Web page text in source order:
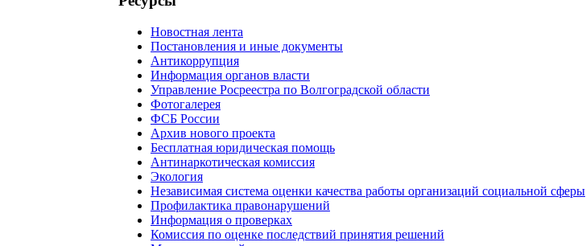
Новостная лента
Постановления и иные документы
Антикоррупция
Информация органов власти
Управление Росреестра по Волгоградской области
Фотогалерея
ФСБ России
Архив нового проекта
Бесплатная юридическая помощь
Антинаркотическая комиссия
Экология
Независимая система оценки качества работы организаций социальной сферы
Профилактика правонарушений
Информация о проверках
Комиссия по оценке последствий принятия решений